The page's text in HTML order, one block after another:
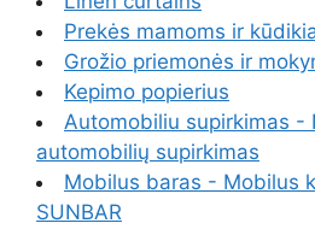
Prekės mamoms ir
Grožio priemonės ir
Kepimo popierius
Automobiliu supirkimas -
automobilių supirkimas
Mobilus baras - Mobilus
SUNBAR